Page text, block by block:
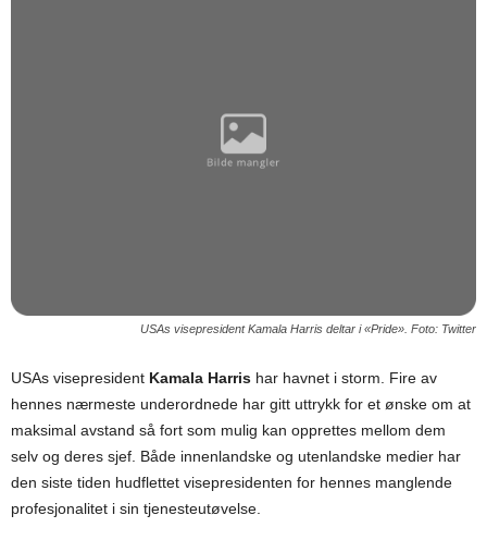
USAs visepresident Kamala Harris deltar i «Pride». Foto: Twitter
USAs visepresident Kamala Harris har havnet i storm. Fire av
hennes nærmeste underordnede har gitt uttrykk for et ønske om at
maksimal avstand så fort som mulig kan opprettes mellom dem
selv og deres sjef. Både innenlandske og utenlandske medier har
den siste tiden hudflettet visepresidenten for hennes manglende
profesjonalitet i sin tjenesteutøvelse.